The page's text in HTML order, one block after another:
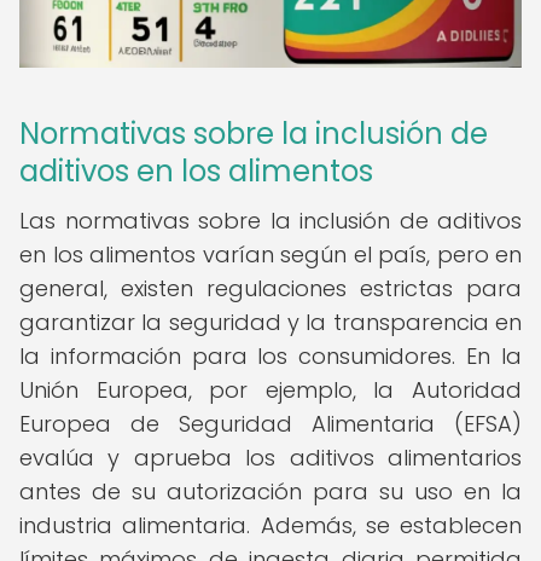
Normativas sobre la inclusión de
aditivos en los alimentos
Las normativas sobre la inclusión de aditivos
en los alimentos varían según el país, pero en
general, existen regulaciones estrictas para
garantizar la seguridad y la transparencia en
la información para los consumidores. En la
Unión Europea, por ejemplo, la Autoridad
Europea de Seguridad Alimentaria (EFSA)
evalúa y aprueba los aditivos alimentarios
antes de su autorización para su uso en la
industria alimentaria. Además, se establecen